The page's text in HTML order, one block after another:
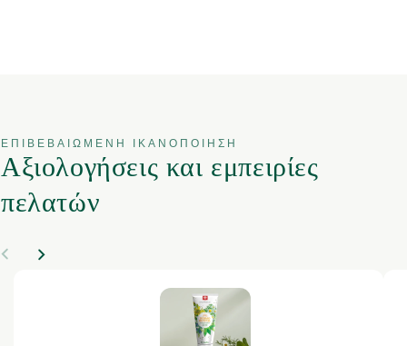
ΕΠΙΒΕΒΑΙΩΜΈΝΗ ΙΚΑΝΟΠΟΊΗΣΗ
Αξιολογήσεις και εμπειρίες
πελατών